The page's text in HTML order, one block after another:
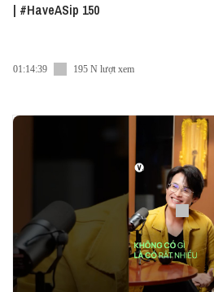
| #HaveASip 150
01:14:39 195 N lượt xem